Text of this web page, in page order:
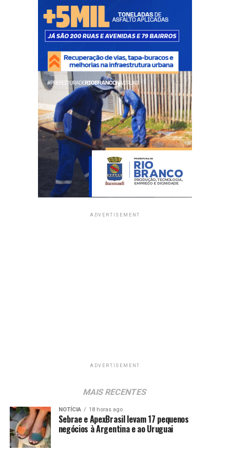
ADVERTISEMENT
ADVERTISEMENT
MAIS RECENTES
NOTÍCIA 18 horas ago
Sebrae e ApexBrasil levam 17 pequenos
negócios à Argentina e ao Uruguai